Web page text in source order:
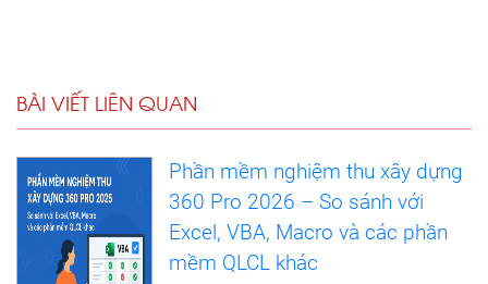
BÀI VIẾT LIÊN QUAN
Phần mềm nghiệm thu xây dựng
360 Pro 2026 – So sánh với
Excel, VBA, Macro và các phần
mềm QLCL khác